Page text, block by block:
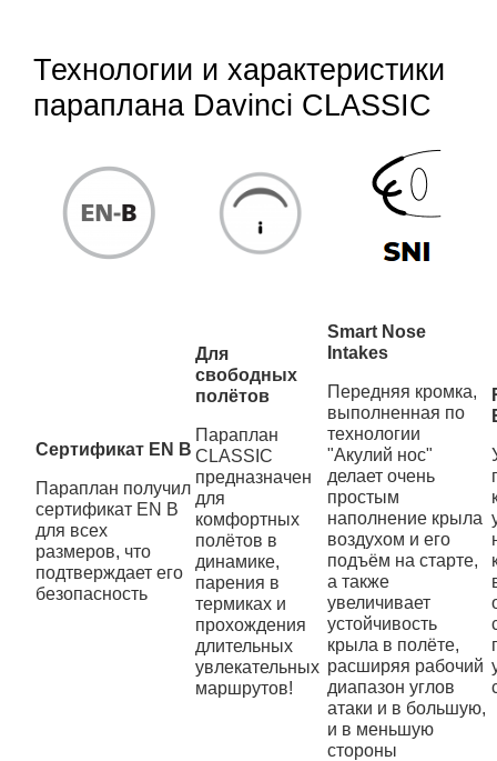
Технологии и характеристики
параплана Davinci CLASSIC
Сертификат EN B
Параплан получил
сертификат EN B
для всех
размеров, что
подтверждает его
безопасность
Для
свободных
полётов
Параплан
CLASSIC
предназначен
для
комфортных
полётов в
динамике,
парения в
термиках и
прохождения
длительных
увлекательных
маршрутов!
Smart Nose
Intakes
Передняя кромка,
выполненная по
технологии
"Акулий нос"
делает очень
простым
наполнение крыла
воздухом и его
подъём на старте,
а также
увеличивает
устойчивость
крыла в полёте,
расширяя рабочий
диапазон углов
атаки и в большую,
и в меньшую
стороны